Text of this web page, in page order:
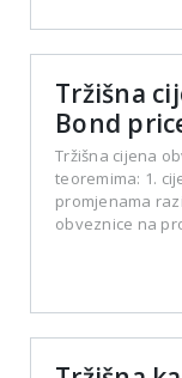
Tržišna
Bond
Tržišna cijena
teoremima: 1.
promjenama
obveznice na